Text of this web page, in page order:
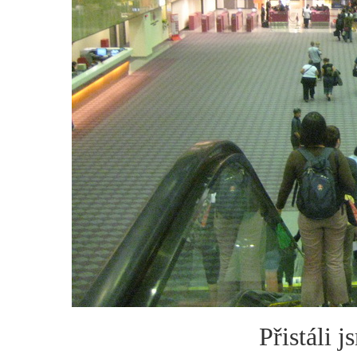
Přistáli